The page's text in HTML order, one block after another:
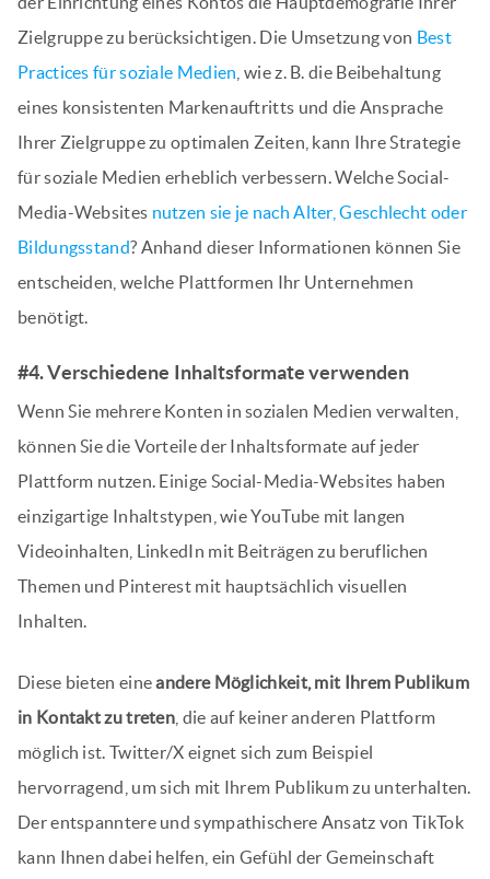
Zielgruppe zu berücksichtigen. Die Umsetzung von Best
Practices für soziale Medien , wie z. B. die Beibehaltung
eines konsistenten Markenauftritts und die Ansprache
Ihrer Zielgruppe zu optimalen Zeiten, kann Ihre Strategie
für soziale Medien erheblich verbessern. Welche Social-
Media-Websites nutzen sie je nach Alter, Geschlecht oder
Bildungsstand? Anhand dieser Informationen können Sie
entscheiden, welche Plattformen Ihr Unternehmen
benötigt.
#4. Verschiedene Inhaltsformate verwenden
Wenn Sie mehrere Konten in sozialen Medien verwalten,
können Sie die Vorteile der Inhaltsformate auf jeder
Plattform nutzen. Einige Social-Media-Websites haben
einzigartige Inhaltstypen, wie YouTube mit langen
Videoinhalten, LinkedIn mit Beiträgen zu beruflichen
Themen und Pinterest mit hauptsächlich visuellen
Inhalten.
Diese bieten eineandere Möglichkeit, mit Ihrem Publikum
in Kontakt zu treten , die auf keiner anderen Plattform
möglich ist. Twitter/X eignet sich zum Beispiel
hervorragend, um sich mit Ihrem Publikum zu unterhalten.
Der entspanntere und sympathischere Ansatz von TikTok
kann Ihnen dabei helfen, ein Gefühl der Gemeinschaft